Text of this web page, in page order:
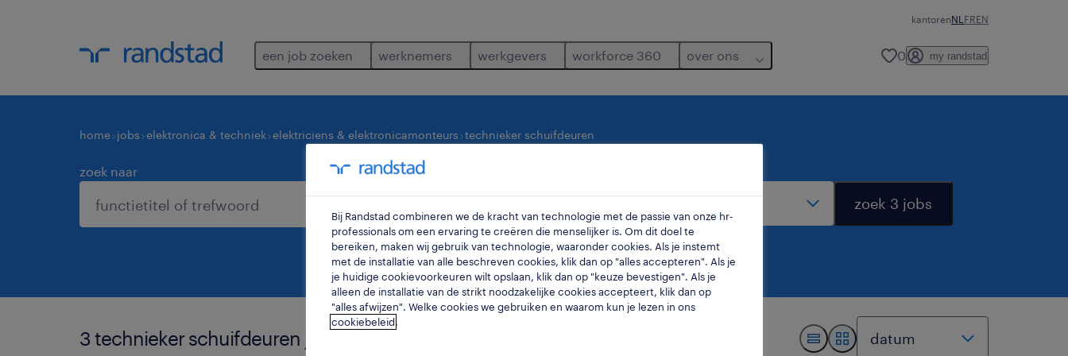
kantorenNL FREN
een job zoeken werknemers werkgevers workforce 360 over ons 0 my randstad
home jobs elektronica & techniek elektriciens & elektronicamonteurs technieker schuifdeuren
zoek naar waar
zoek 3 jobs
3 technieker schuifdeuren jobs voor je gevonden.
Bij Randstad combineren we de kracht van technologie met de passie van onze hr-
professionals om een ervaring te creëren die menselijker is. Om dit doel te
bereiken, maken wij gebruik van technologie, waaronder cookies. Als je instemt
met de installatie van alle beschreven cookies, klik dan op "alles accepteren". Als je
je huidige cookievoorkeuren wilt opslaan, klik dan op "keuze bevestigen". Als je
alleen de installatie van de strikt noodzakelijke cookies accepteert, klik dan op
"alles afwijzen". Welke cookies we gebruiken en waarom kun je lezen in ons
cookiebeleid.